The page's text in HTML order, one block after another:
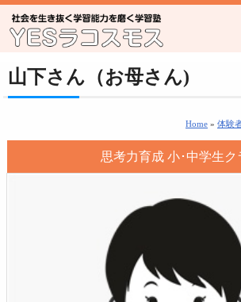
山下さん（お母さん)
Home » 体験
思考力育成 小･中学生ク